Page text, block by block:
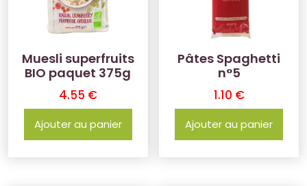
Muesli superfruits
BIO paquet 375g
4.55 €
Ajouter au panier
Pâtes Spaghetti
n°5
1.10 €
Ajouter au panier